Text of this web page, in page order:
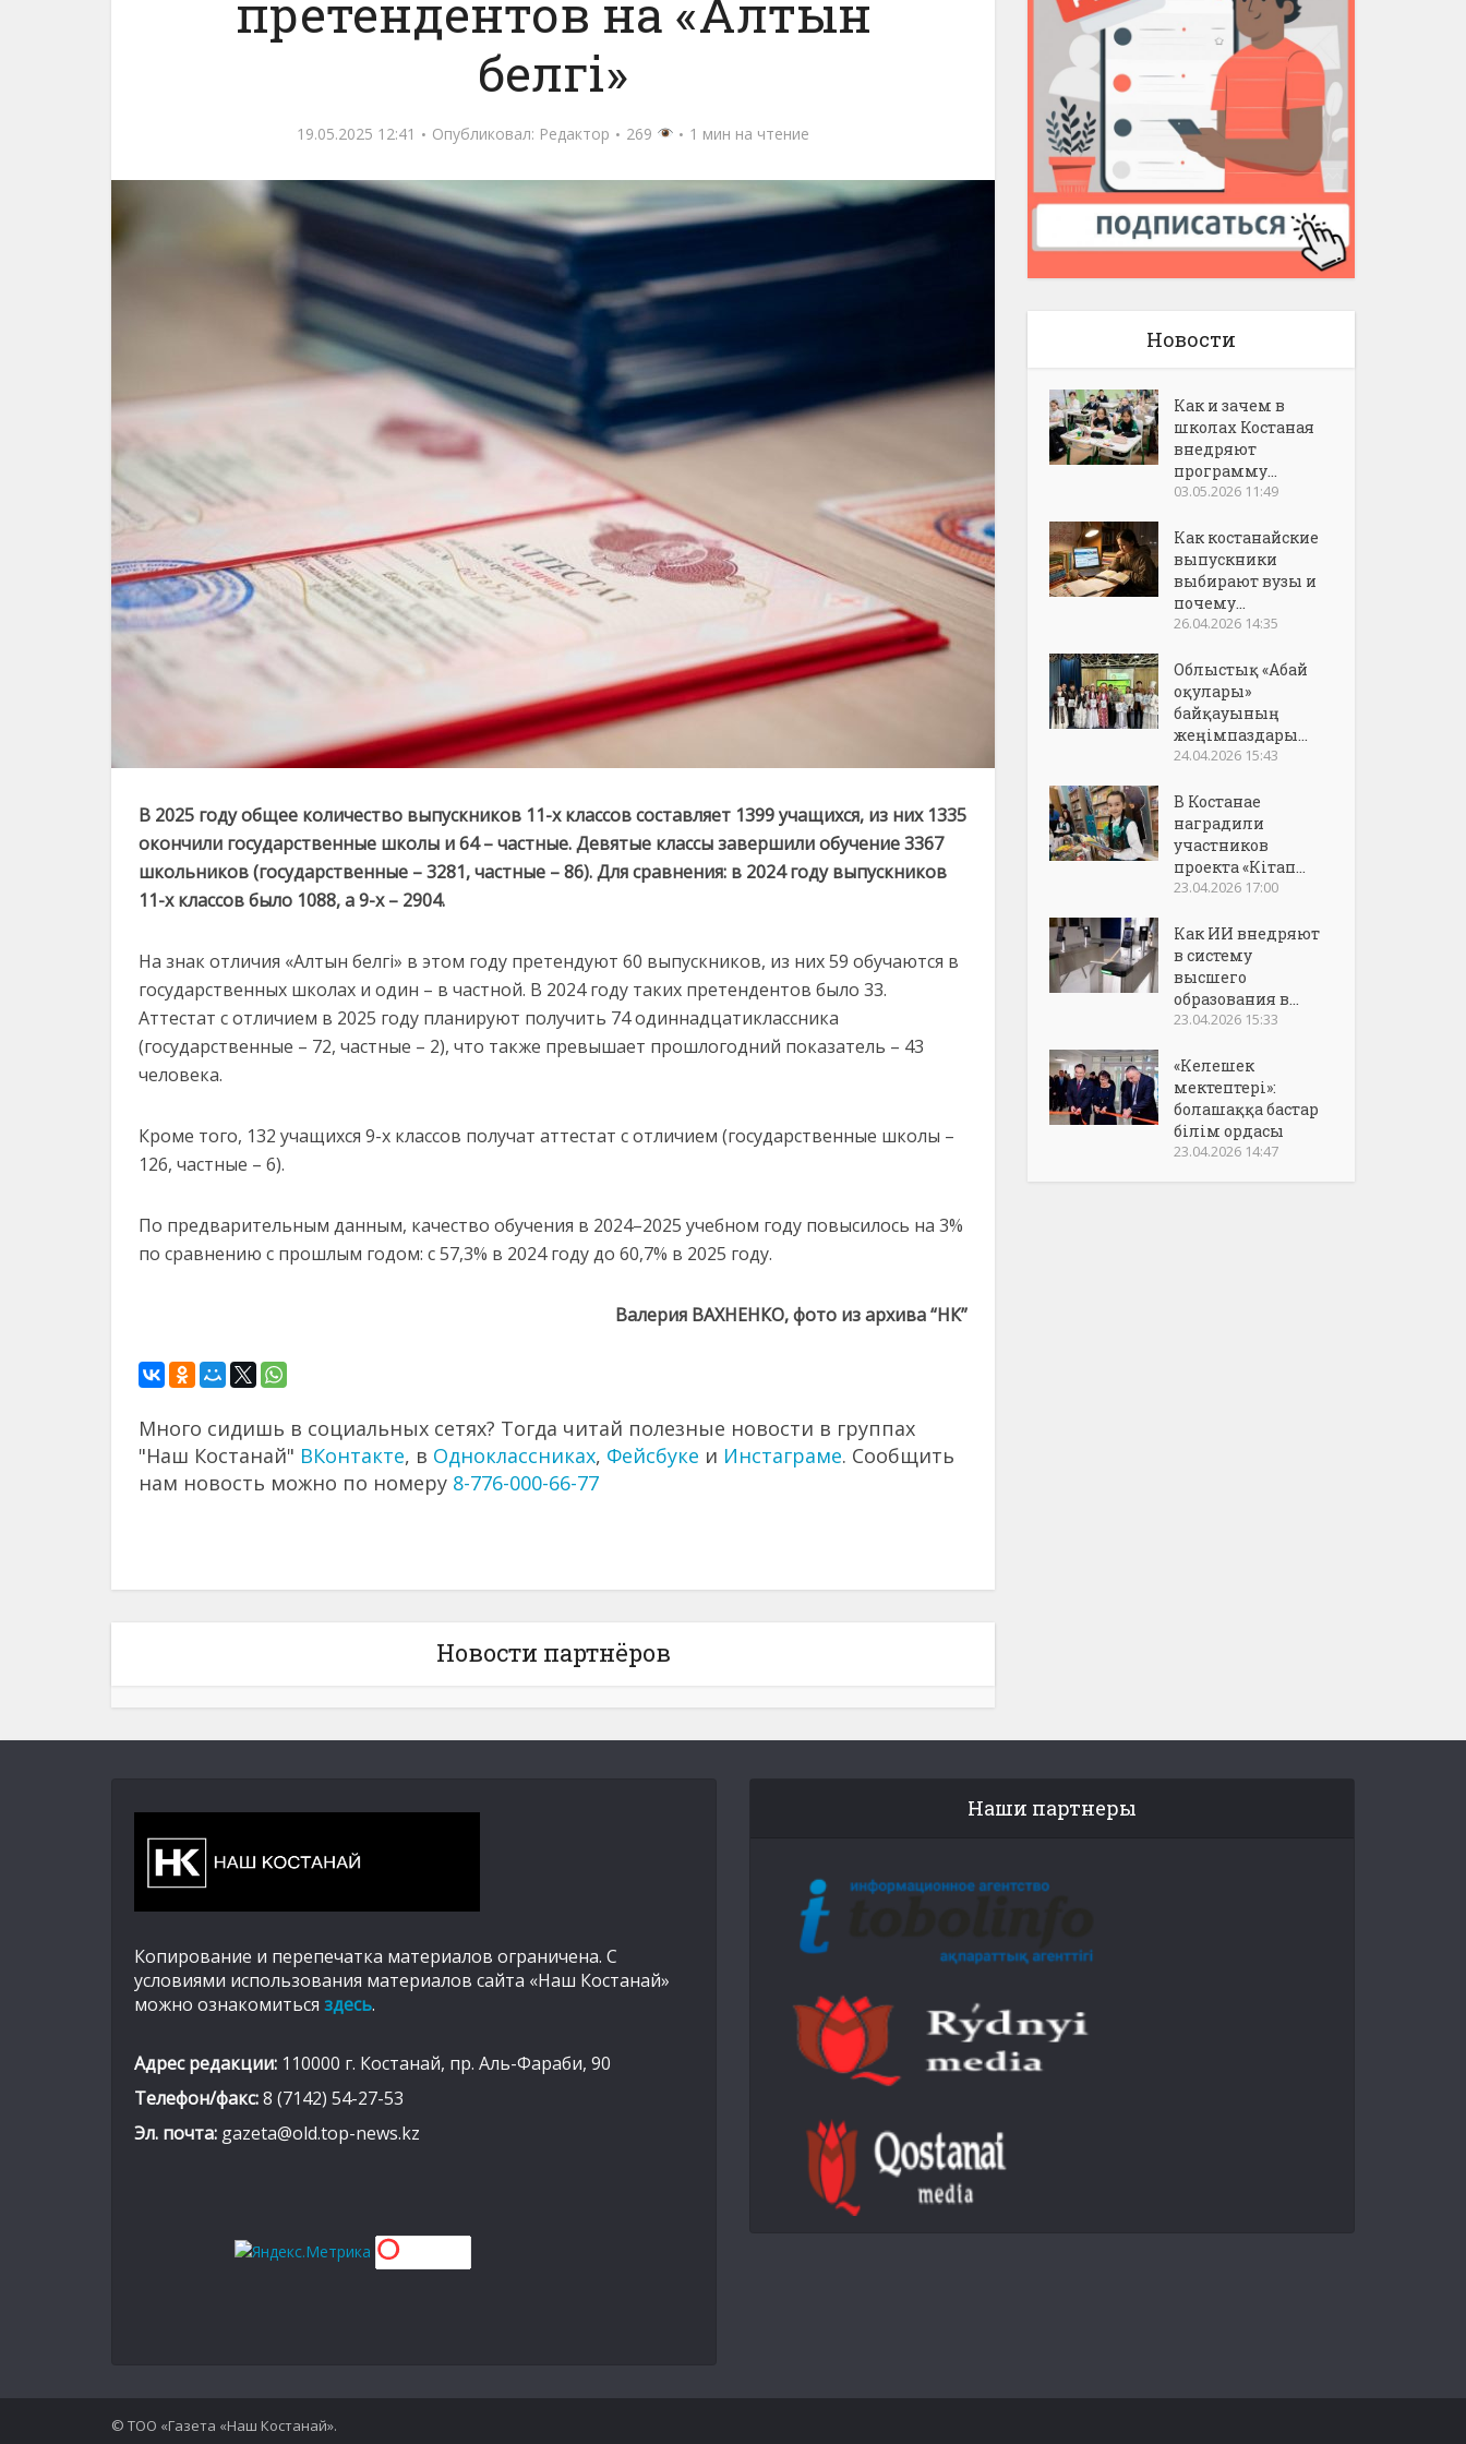
претендентов на «Алтын
белгі»
19.05.2025 12:41 Опубликовал: Редактор 269 1 мин на чтение
В 2025 годуобщее количество выпускников 11-хклассовсоставляет 1399учащихся, из них 1335
окончили государственные школы и64 –частные.Девятые классызавершилиобучение3367
школьников (государственные –3281,частные –86).Длясравнения: в 2024годувыпускников
11-хклассовбыло 1088,а9-х – 2904.
На знакотличия «Алтын белгі» в этом году претендуют 60 выпускников, из них59 обучаются в
государственных школах и один – в частной. В 2024году таких претендентов было 33.
Аттестат сотличием в 2025 году планируют получить 74одиннадцатиклассника
(государственные – 72, частные – 2), что также превышает прошлогодний показатель – 43
человека.
Кроме того, 132 учащихся 9-х классов получат аттестат сотличием (государственные школы –
126, частные – 6).
По предварительным данным, качество обучения в 2024–2025 учебном году повысилось на 3%
по сравнению с прошлым годом: с57,3% в 2024годудо 60,7% в 2025 году.
Валерия ВАХНЕНКО, фото из архива “НК”
Много сидишь в социальных сетях? Тогда читай полезные новости в группах
"Наш Костанай" ВКонтакте, в Одноклассниках, Фейсбуке и Инстаграме. Сообщить
нам новость можно по номеру 8-776-000-66-77
Новости партнёров
Новости
Как и зачем в
школах Костаная
внедряют
программу...
03.05.2026 11:49
Как костанайские
выпускники
выбирают вузы и
почему...
26.04.2026 14:35
Облыстық «Абай
оқулары»
байқауының
жеңімпаздары...
24.04.2026 15:43
В Костанае
наградили
участников
проекта «Кітап...
23.04.2026 17:00
Как ИИ внедряют
в систему
высшего
образования в...
23.04.2026 15:33
«Келешек
мектептері»:
болашаққа бастар
білім ордасы
23.04.2026 14:47
Копирование и перепечатка материалов ограничена. С
условиями использования материалов сайта «Наш Костанай»
можно ознакомиться здесь.
Адрес редакции: 110000 г. Костанай, пр. Аль-Фараби, 90
Телефон/факс:8 (7142) 54-27-53
Эл. почта: gazeta@old.top-news.kz
Наши партнеры
© ТОО «Газета «Наш Костанай».